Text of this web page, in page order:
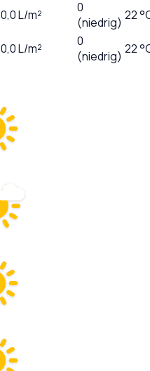
0,0L/m²
0
(niedrig) 22
0,0L/m²
0
(niedrig) 22